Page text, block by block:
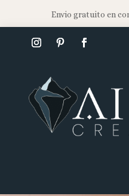
Envio gratuito en